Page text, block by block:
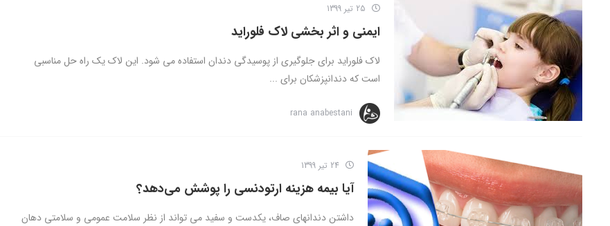
ایمنی و اثر بخشی لاک فلوراید
لاک فلوراید برای جلوگیری از پوسیدگی دندان استفاده می شود. این لاک یک راه حل مناسبی
است که دندانپزشکان برای ...
rana anabestani
آیا بیمه هزینه ارتودنسی را پوشش می‌دهد؟
داشتن دندانهای صاف، یکدست و سفید می تواند از نظر سلامت عمومی و سلامتی دهان